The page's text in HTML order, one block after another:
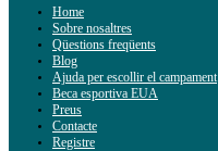
Home
Sobre nosaltres
Qüestions freqüents
Blog
Ajuda per escollir el campament
Beca esportiva EUA
Preus
Contacte
Registre